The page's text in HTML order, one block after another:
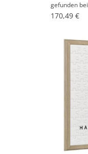
gefunden bei
170,49 €